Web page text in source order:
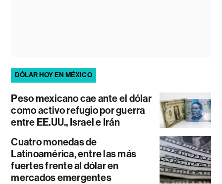
DÓLAR HOY EN MÉXICO
Peso mexicano cae ante el dólar
como activo refugio por guerra
entre EE.UU., Israel e Irán
Cuatro monedas de
Latinoamérica, entre las más
fuertes frente al dólar en
mercados emergentes